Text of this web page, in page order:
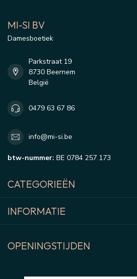
MI-SI BV
Damesboetiek
Parkstraat 19
8730 Beernem
België
0479 63 67 86
info@mi-si.be
btw-nummer: BE 0784 257 173
CATEGORIEËN
INFORMATIE
OPENINGSTIJDEN